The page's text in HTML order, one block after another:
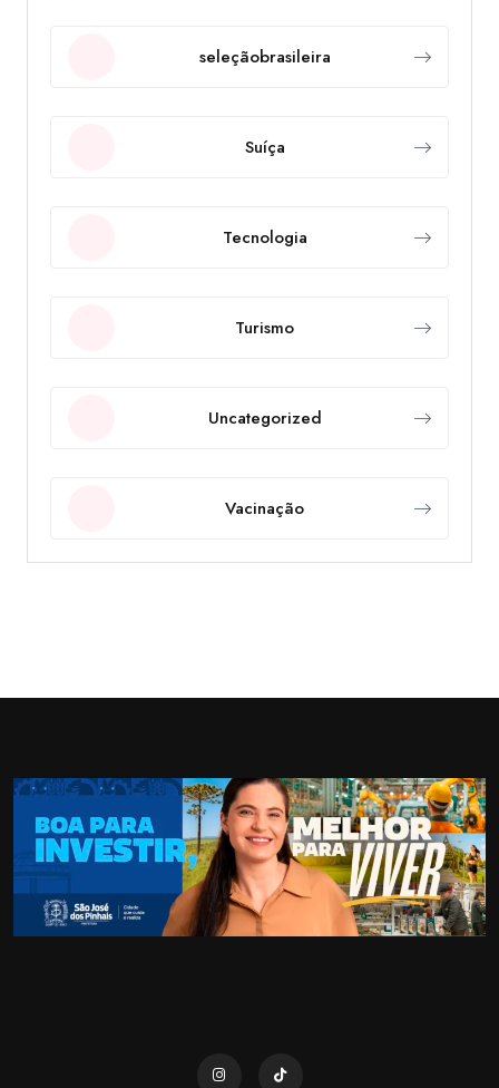
seleçãobrasileira
Suíça
Tecnologia
Turismo
Uncategorized
Vacinação